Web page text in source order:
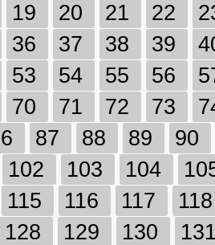
19 20 21 22
36 37 38 39
53 54 55 56
70 71 72 73
87 88 89
90
102 103 104
115 116 117
128 129 130